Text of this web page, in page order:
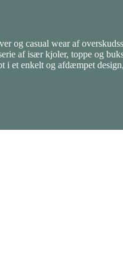
og casual wear af
af især kjoler, toppe og
enkelt og afdæmpet